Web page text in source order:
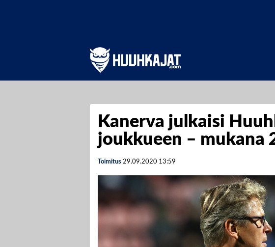
Kanerva julkaisi
joukkueen – mukana
Toimitus 29.09.2020 13:59